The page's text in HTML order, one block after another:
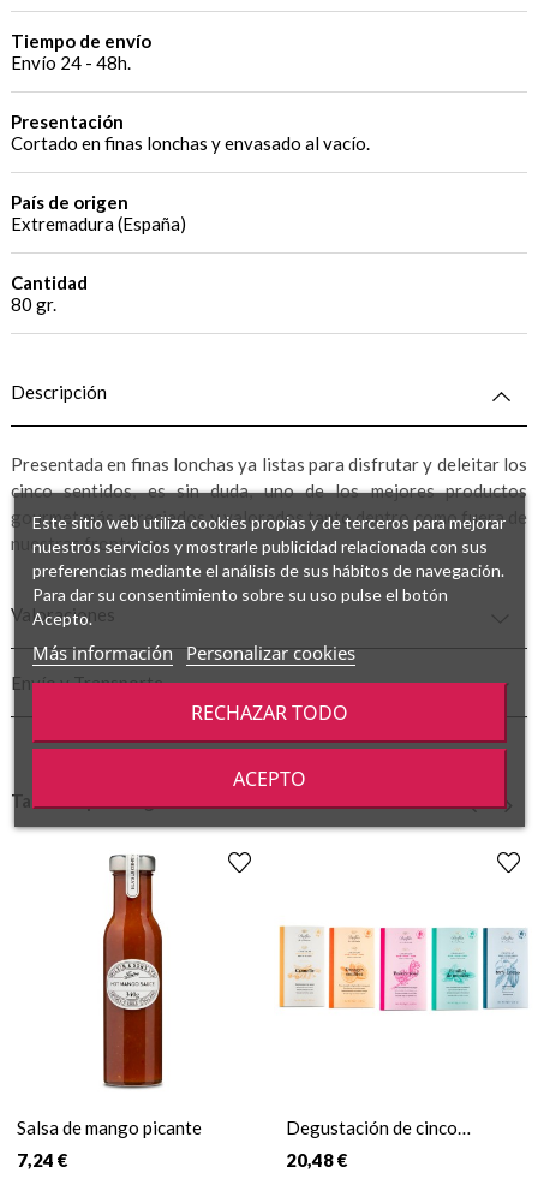
Tiempo de envío
Envío 24 - 48h.
Presentación
Cortado en finas lonchas y envasado al vacío.
País de origen
Extremadura (España)
Cantidad
80 gr.
Descripción
Presentada en finas lonchas ya listas para disfrutar y deleitar los
cinco sentidos, es sin duda, uno de los mejores productos
gourmet más apreciados y valorados tanto dentro como fuera de
nuestras fronteras.
Valoraciones
Envío y Transporte
También podría gustarte
Salsa de mango picante
7,24 €
Degustación de cinco
chocolates belgas
20,48 €
›
Este sitio web utiliza cookies propias y de terceros para mejorar
nuestros servicios y mostrarle publicidad relacionada con sus
preferencias mediante el análisis de sus hábitos de navegación.
Para dar su consentimiento sobre su uso pulse el botón
Acepto.
Más información Personalizar cookies
RECHAZAR TODO
ACEPTO